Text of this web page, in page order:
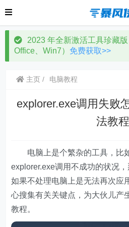
2023 年全新激活工具珍藏版
Office、Win7） 免费获取>>
主页 电脑教程
explorer.exe调用失败
法教程
电脑上是个繁杂的工具，比
explorer.exe调用不成功的状况
如果不处理电脑上是无法再次应
心搜集有关关键点，为大伙儿产
教程。